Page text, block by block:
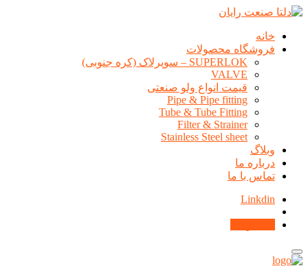
خانه
فروشگاه محصولات
SUPERLOK – سوپرلاک (کره جنوبی)
VALVE
قیمت انواع ولو صنعتی
Pipe & Pipe fitting
Tube & Tube Fitting
Filter & Strainer
Stainless Steel sheet
وبلاگ
درباره ما
تماس با ما
Linkdin